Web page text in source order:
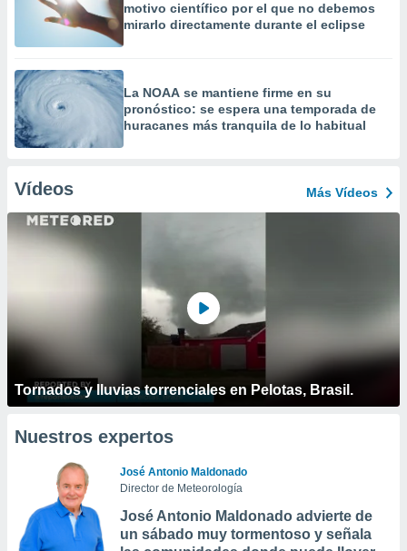
motivo científico por el que no debemos
mirarlo directamente durante el eclipse
La NOAA se mantiene firme en su
pronóstico: se espera una temporada de
huracanes más tranquila de lo habitual
Vídeos Más Vídeos
Tornados y lluvias torrenciales en Pelotas, Brasil.
Nuestros expertos
José Antonio Maldonado
Director de Meteorología
José Antonio Maldonado advierte de
un sábado muy tormentoso y señala